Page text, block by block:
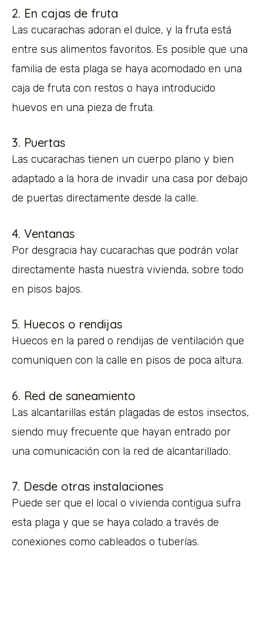
2. En cajas de fruta
Las cucarachas adoran el dulce, y la fruta está
entre sus alimentos favoritos. Es posible que una
familia de esta plaga se haya acomodado en una
caja de fruta con restos o haya introducido
huevos en una pieza de fruta.
3. Puertas
Las cucarachas tienen un cuerpo plano y bien
adaptado a la hora de invadir una casa por debajo
de puertas directamente desde la calle.
4. Ventanas
Por desgracia hay cucarachas que podrán volar
directamente hasta nuestra vivienda, sobre todo
en pisos bajos.
5. Huecos o rendijas
Huecos en la pared o rendijas de ventilación que
comuniquen con la calle en pisos de poca altura.
6. Red de saneamiento
Las alcantarillas están plagadas de estos insectos,
siendo muy frecuente que hayan entrado por
una comunicación con la red de alcantarillado.
7. Desde otras instalaciones
Puede ser que el local o vivienda contigua sufra
esta plaga y que se haya colado a través de
conexiones como cableados o tuberías.